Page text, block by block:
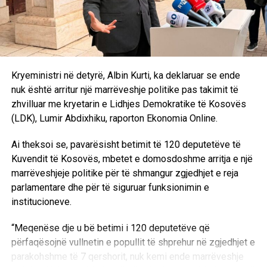
Kryeministri në detyrë, Albin Kurti, ka deklaruar se ende
nuk është arritur një marrëveshje politike pas takimit të
zhvilluar me kryetarin e Lidhjes Demokratike të Kosovës
(LDK), Lumir Abdixhiku, raporton Ekonomia Online.
Ai theksoi se, pavarësisht betimit të 120 deputetëve të
Kuvendit të Kosovës, mbetet e domosdoshme arritja e një
marrëveshjeje politike për të shmangur zgjedhjet e reja
parlamentare dhe për të siguruar funksionimin e
institucioneve.
“Meqenëse dje u bë betimi i 120 deputetëve që
përfaqësojnë vullnetin e popullit të shprehur në zgjedhjet e
parakohshme të 7 qershorit, nuk kemi ende marrëveshje